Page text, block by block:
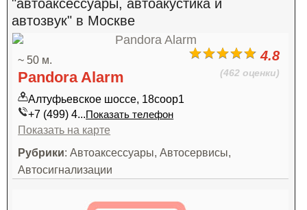
"автоаксессуары, автоакустика и
автозвук" в Москве
4.8
(462 оценки)
~ 50 м.
Pandora Alarm
Алтуфьевское шоссе, 18соор1
+7 (499) 4...Показать телефон
Показать на карте
Рубрики: Автоаксессуары, Автосервисы,
Автосигнализации